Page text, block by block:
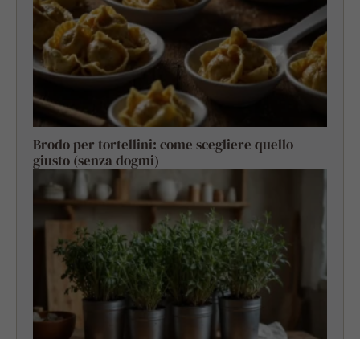
Brodo per tortellini: come scegliere quello
giusto (senza dogmi)